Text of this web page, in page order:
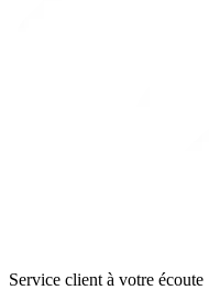
Service client à votre écoute